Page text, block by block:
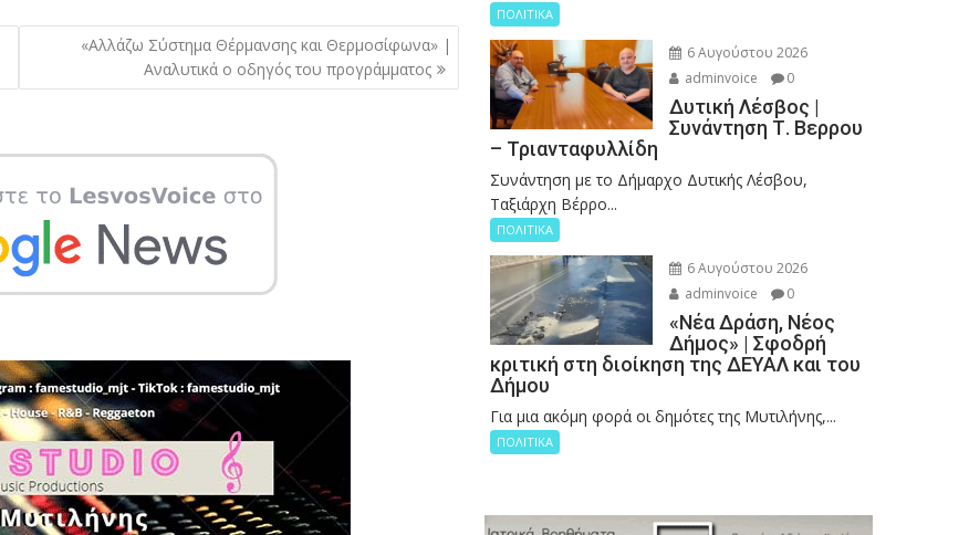
«Αλλάζω Σύστημα Θέρμανσης και Θερμοσίφωνα» |
Αναλυτικά ο οδηγός του προγράμματος
ΠΟΛΙΤΙΚΑ
6 Αυγούστου 2026
adminvoice
0
Δυτική Λέσβος |
Συνάντηση Τ. Βερρου
– Τριανταφυλλίδη
Συνάντηση με το Δήμαρχο Δυτικής Λέσβου,
Ταξιάρχη Βέρρο...
ΠΟΛΙΤΙΚΑ
6 Αυγούστου 2026
adminvoice
0
«Νέα Δράση, Νέος
Δήμος» | Σφοδρή
κριτική στη διοίκηση της ΔΕΥΑΛ και του
Δήμου
Για μια ακόμη φορά οι δημότες της Μυτιλήνης,...
ΠΟΛΙΤΙΚΑ